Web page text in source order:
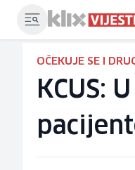
OČEKUJE SE I
KCUS: